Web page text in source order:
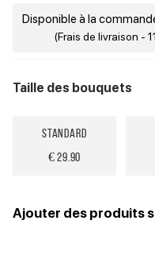
Disponible à la
(Frais de livraison -
Taille des bouquets
Standard
€ 29.90
Ajouter des produits